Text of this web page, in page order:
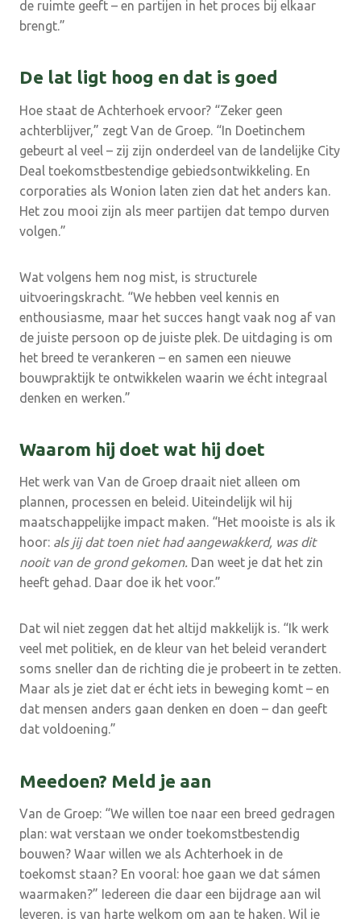
de ruimte geeft – en partijen in het proces bij elkaar
brengt.”
De lat ligt hoog en dat is goed
Hoe staat de Achterhoek ervoor? “Zeker geen
achterblijver,” zegt Van de Groep. “In Doetinchem
gebeurt al veel – zij zijn onderdeel van de landelijke City
Deal toekomstbestendige gebiedsontwikkeling. En
corporaties als Wonion laten zien dat het anders kan.
Het zou mooi zijn als meer partijen dat tempo durven
volgen.”
Wat volgens hem nog mist, is structurele
uitvoeringskracht. “We hebben veel kennis en
enthousiasme, maar het succes hangt vaak nog af van
de juiste persoon op de juiste plek. De uitdaging is om
het breed te verankeren – en samen een nieuwe
bouwpraktijk te ontwikkelen waarin we écht integraal
denken en werken.”
Waarom hij doet wat hij doet
Het werk van Van de Groep draait niet alleen om
plannen, processen en beleid. Uiteindelijk wil hij
maatschappelijke impact maken. “Het mooiste is als ik
hoor: als jij dat toen niet had aangewakkerd, was dit
nooit van de grond gekomen. Dan weet je dat het zin
heeft gehad. Daar doe ik het voor.”
Dat wil niet zeggen dat het altijd makkelijk is. “Ik werk
veel met politiek, en de kleur van het beleid verandert
soms sneller dan de richting die je probeert in te zetten.
Maar als je ziet dat er écht iets in beweging komt – en
dat mensen anders gaan denken en doen – dan geeft
dat voldoening.”
Meedoen? Meld je aan
Van de Groep: “We willen toe naar een breed gedragen
plan: wat verstaan we onder toekomstbestendig
bouwen? Waar willen we als Achterhoek in de
toekomst staan? En vooral: hoe gaan we dat sámen
waarmaken?” Iedereen die daar een bijdrage aan wil
leveren, is van harte welkom om aan te haken. Wil je